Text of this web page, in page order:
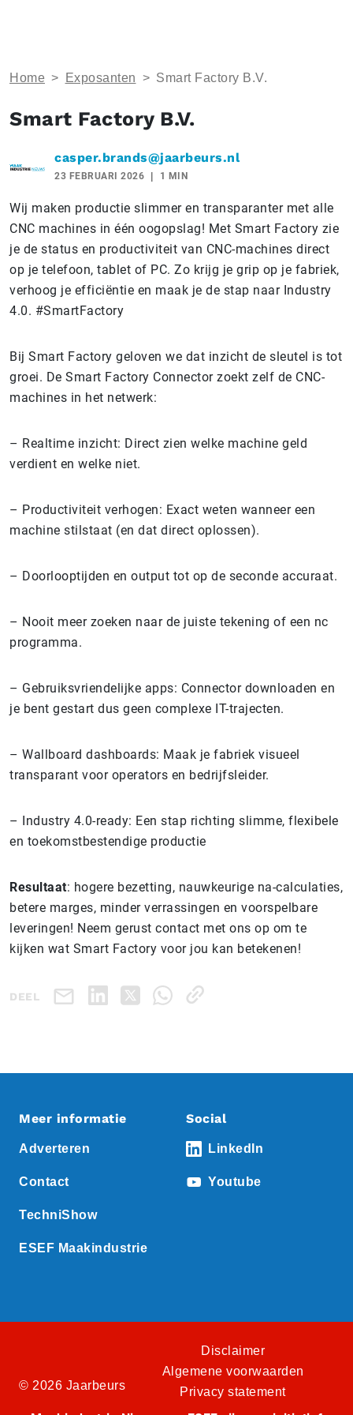
Home > Exposanten > Smart Factory B.V.
Smart Factory B.V.
casper.brands@jaarbeurs.nl
23 FEBRUARI 2026 1 MIN
Wij maken productie slimmer en transparanter met alle
CNC machines in één oogopslag! Met Smart Factory zie
je de status en productiviteit van CNC-machines direct
op je telefoon, tablet of PC. Zo krijg je grip op je fabriek,
verhoog je efficiëntie en maak je de stap naar Industry
4.0. #SmartFactory
Bij Smart Factory geloven we dat inzicht de sleutel is tot
groei. De Smart Factory Connector zoekt zelf de CNC-
machines in het netwerk:
– Realtime inzicht: Direct zien welke machine geld
verdient en welke niet.
– Productiviteit verhogen: Exact weten wanneer een
machine stilstaat (en dat direct oplossen).
– Doorlooptijden en output tot op de seconde accuraat.
– Nooit meer zoeken naar de juiste tekening of een nc
programma.
– Gebruiksvriendelijke apps: Connector downloaden en
je bent gestart dus geen complexe IT-trajecten.
– Wallboard dashboards: Maak je fabriek visueel
transparant voor operators en bedrijfsleider.
– Industry 4.0-ready: Een stap richting slimme, flexibele
en toekomstbestendige productie
Resultaat: hogere bezetting, nauwkeurige na-calculaties,
betere marges, minder verrassingen en voorspelbare
leveringen! Neem gerust contact met ons op om te
kijken wat Smart Factory voor jou kan betekenen!
DEEL
Meer informatie
Adverteren
Contact
TechniShow
ESEF Maakindustrie
Social
LinkedIn
Youtube
© 2026 Jaarbeurs
Disclaimer
Algemene voorwaarden
Privacy statement